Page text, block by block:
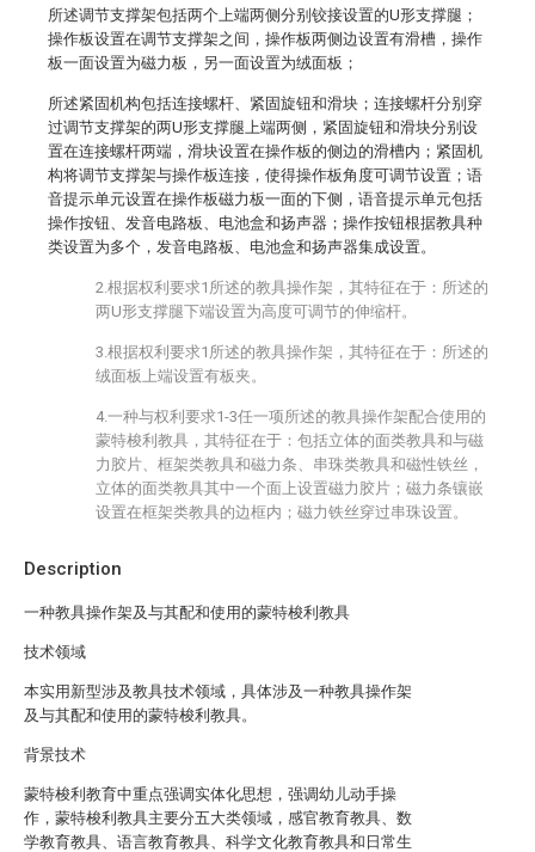
Description
一种教具操作架及与其配和使用的蒙特梭利教具
技术领域
本实用新型涉及教具技术领域，具体涉及一种教具操作架
及与其配和使用的蒙特梭利教具。
背景技术
蒙特梭利教育中重点强调实体化思想，强调幼儿动手操
作，蒙特梭利教具主要分五大类领域，感官教育教具、数
学教育教具、语言教育教具、科学文化教育教具和日常生
所述调节支撑架包括两个上端两侧分别铰接设置的U形支撑腿；
操作板设置在调节支撑架之间，操作板两侧边设置有滑槽，操作
板一面设置为磁力板，另一面设置为绒面板；
所述紧固机构包括连接螺杆、紧固旋钮和滑块；连接螺杆分别穿
过调节支撑架的两U形支撑腿上端两侧，紧固旋钮和滑块分别设
置在连接螺杆两端，滑块设置在操作板的侧边的滑槽内；紧固机
构将调节支撑架与操作板连接，使得操作板角度可调节设置；语
音提示单元设置在操作板磁力板一面的下侧，语音提示单元包括
操作按钮、发音电路板、电池盒和扬声器；操作按钮根据教具种
类设置为多个，发音电路板、电池盒和扬声器集成设置。
2.根据权利要求1所述的教具操作架，其特征在于：所述的
两U形支撑腿下端设置为高度可调节的伸缩杆。
3.根据权利要求1所述的教具操作架，其特征在于：所述的
绒面板上端设置有板夹。
4.一种与权利要求1-3任一项所述的教具操作架配合使用的
蒙特梭利教具，其特征在于：包括立体的面类教具和与磁
力胶片、框架类教具和磁力条、串珠类教具和磁性铁丝，
立体的面类教具其中一个面上设置磁力胶片；磁力条镶嵌
设置在框架类教具的边框内；磁力铁丝穿过串珠设置。